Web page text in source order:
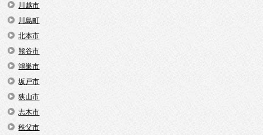
川越市
川島町
北本市
熊谷市
鴻巣市
坂戸市
狭山市
志木市
秩父市